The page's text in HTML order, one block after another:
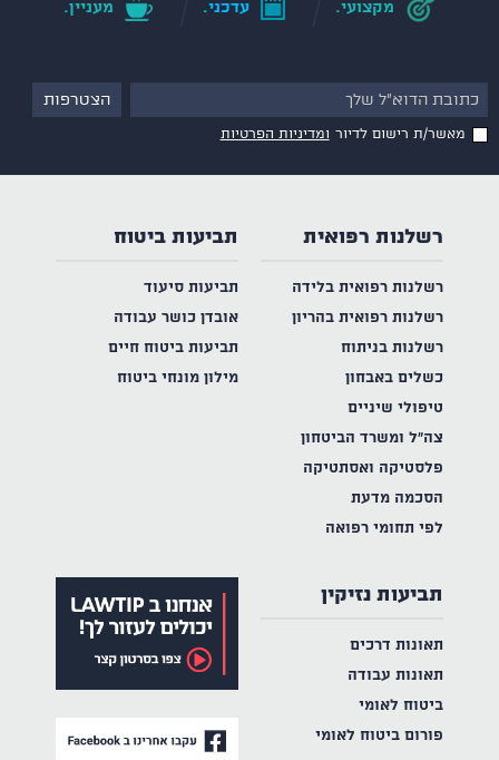
מקצועי. עדכני. מעניין.
מאשר/ת רישום לדיור ומדיניות הפרטיות
רשלנות רפואית
רשלנות רפואית בלידה
רשלנות רפואית בהריון
רשלנות בניתוח
כשלים באבחון
טיפולי שיניים
צה"ל ומשרד הביטחון
פלסטיקה ואסתטיקה
הסכמה מדעת
לפי תחומי רפואה
תביעות ביטוח
תביעות סיעוד
אובדן כושר עבודה
תביעות ביטוח חיים
מילון מונחי ביטוח
תביעות נזיקין
תאונות דרכים
תאונות עבודה
ביטוח לאומי
פורום ביטוח לאומי